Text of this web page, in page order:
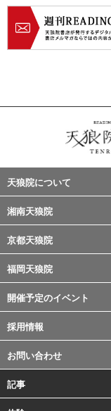
天狼院について
湘南天狼院
京都天狼院
福岡天狼院
開催予定のイベント
採用情報
お問い合わせ
記事